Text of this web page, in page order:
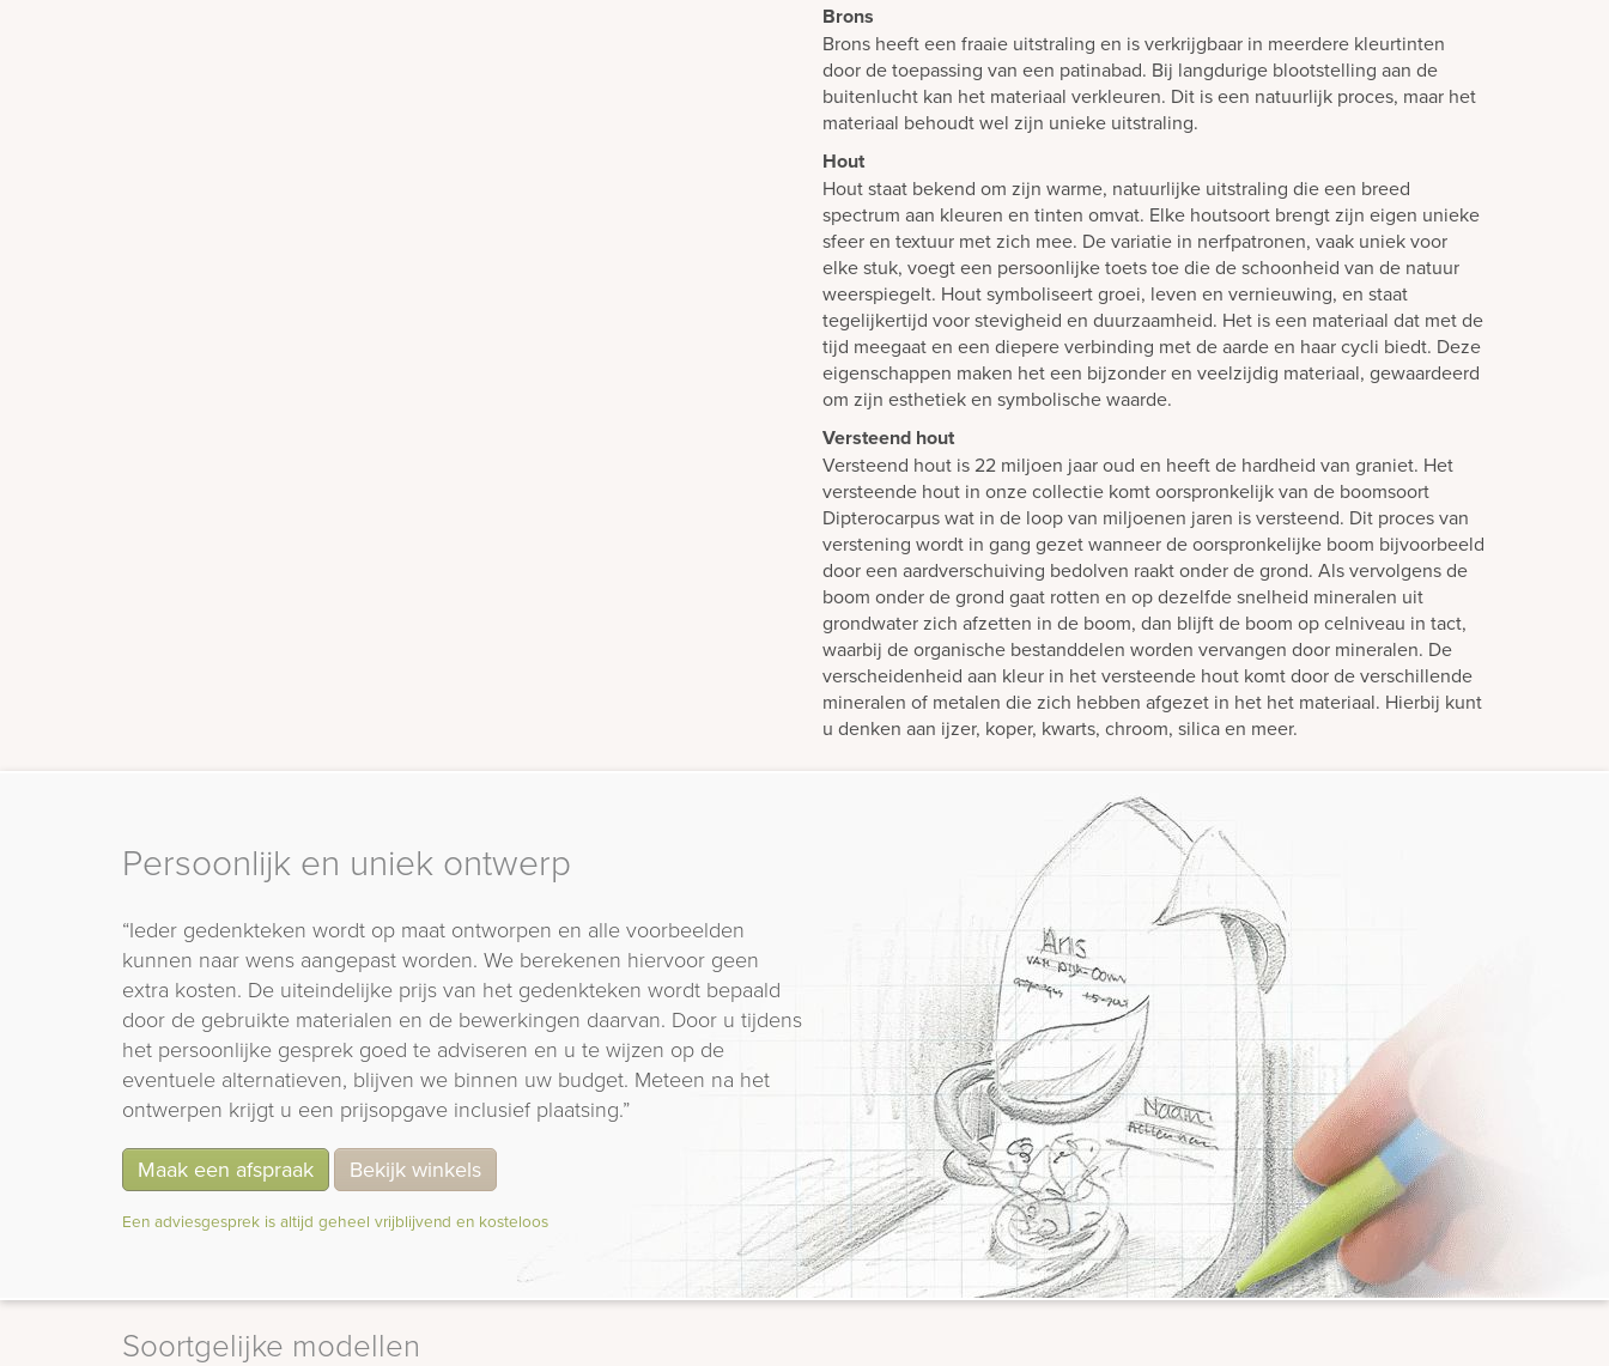
Brons
Brons heeft een fraaie uitstraling en is verkrijgbaar in meerdere kleurtinten
door de toepassing van een patinabad. Bij langdurige blootstelling aan de
buitenlucht kan het materiaal verkleuren. Dit is een natuurlijk proces, maar het
materiaal behoudt wel zijn unieke uitstraling.
Hout
Hout staat bekend om zijn warme, natuurlijke uitstraling die een breed
spectrum aan kleuren en tinten omvat. Elke houtsoort brengt zijn eigen unieke
sfeer en textuur met zich mee. De variatie in nerfpatronen, vaak uniek voor
elke stuk, voegt een persoonlijke toets toe die de schoonheid van de natuur
weerspiegelt. Hout symboliseert groei, leven en vernieuwing, en staat
tegelijkertijd voor stevigheid en duurzaamheid. Het is een materiaal dat met de
tijd meegaat en een diepere verbinding met de aarde en haar cycli biedt. Deze
eigenschappen maken het een bijzonder en veelzijdig materiaal, gewaardeerd
om zijn esthetiek en symbolische waarde.
Versteend hout
Versteend hout is 22 miljoen jaar oud en heeft de hardheid van graniet. Het
versteende hout in onze collectie komt oorspronkelijk van de boomsoort
Dipterocarpus wat in de loop van miljoenen jaren is versteend. Dit proces van
verstening wordt in gang gezet wanneer de oorspronkelijke boom bijvoorbeeld
door een aardverschuiving bedolven raakt onder de grond. Als vervolgens de
boom onder de grond gaat rotten en op dezelfde snelheid mineralen uit
grondwater zich afzetten in de boom, dan blijft de boom op celniveau in tact,
waarbij de organische bestanddelen worden vervangen door mineralen. De
verscheidenheid aan kleur in het versteende hout komt door de verschillende
mineralen of metalen die zich hebben afgezet in het het materiaal. Hierbij kunt
u denken aan ijzer, koper, kwarts, chroom, silica en meer.
Persoonlijk en uniek ontwerp
“Ieder gedenkteken wordt op maat ontworpen en alle voorbeelden
kunnen naar wens aangepast worden. We berekenen hiervoor geen
extra kosten. De uiteindelijke prijs van het gedenkteken wordt bepaald
door de gebruikte materialen en de bewerkingen daarvan. Door u tijdens
het persoonlijke gesprek goed te adviseren en u te wijzen op de
eventuele alternatieven, blijven we binnen uw budget. Meteen na het
ontwerpen krijgt u een prijsopgave inclusief plaatsing.”
Maak een afspraak Bekijk winkels
Een adviesgesprek is altijd geheel vrijblijvend en kosteloos
Soortgelijke modellen